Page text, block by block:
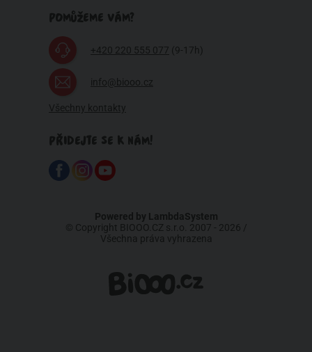
POMŮŽEME VÁM?
+420 220 555 077 (9-17h)
info@biooo.cz
Všechny kontakty
PŘIDEJTE SE K NÁM!
Powered by LambdaSystem
© Copyright BIOOO.CZ s.r.o. 2007 - 2026 /
Všechna práva vyhrazena